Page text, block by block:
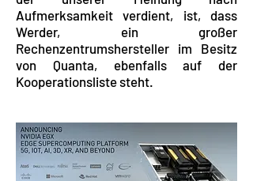
Aufmerksamkeit verdient, ist, dass
Werder, ein großer
Rechenzentrumshersteller im Besitz
von Quanta, ebenfalls auf der
Kooperationsliste steht.